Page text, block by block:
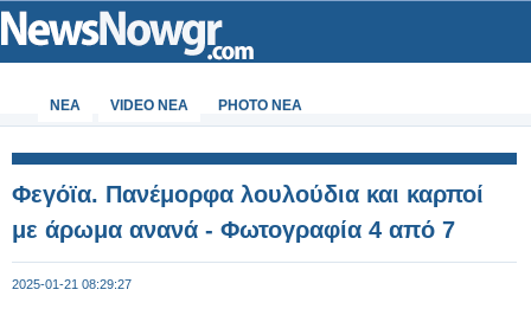
ΝΕΑ VIDEO NEA PHOTO NEA
Φεγόϊα. Πανέμορφα λουλούδια και καρποί
με άρωμα ανανά - Φωτογραφία 4 από 7
2025-01-21 08:29:27